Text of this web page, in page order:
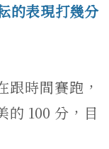
的表現打幾分
跟時間賽跑，
的 100 分，目